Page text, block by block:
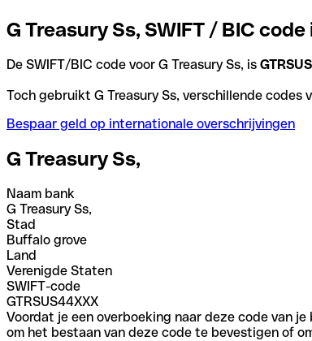
G Treasury Ss, SWIFT / BIC
De SWIFT/BIC code voor G Treasury Ss, is
Toch gebruikt G Treasury Ss, verschillende
Bespaar geld op internationale overschrijvingen
G Treasury Ss,
Naam bank
G Treasury Ss,
Stad
Buffalo grove
Land
Verenigde Staten
SWIFT-code
GTRSUS44XXX
Voordat je een overboeking naar deze code van
om het bestaan van deze code te bevestigen of